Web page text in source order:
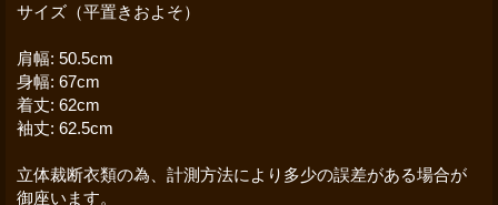
サイズ（平置きおよそ）
肩幅: 50.5cm
身幅: 67cm
着丈: 62cm
袖丈: 62.5cm
立体裁断衣類の為、計測方法により多少の誤差がある場合が
御座います。